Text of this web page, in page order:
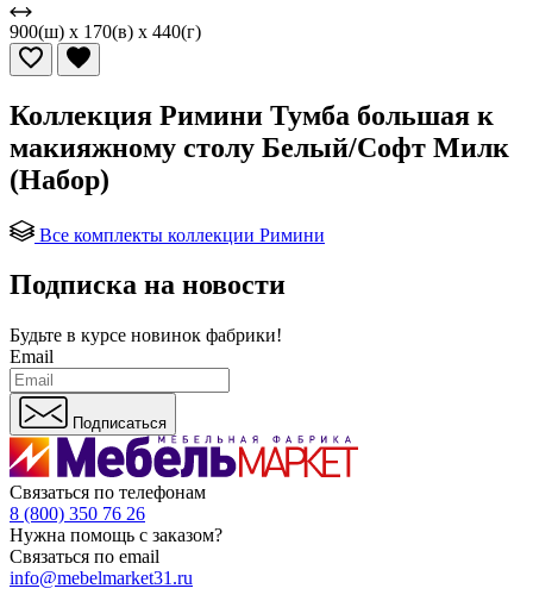
900(ш) x 170(в) x 440(г)
Коллекция Римини Тумба большая к
макияжному столу Белый/Софт Милк
(Набор)
Все комплекты коллекции Римини
Подписка на новости
Будьте в курсе новинок фабрики!
Email
Подписаться
Связаться по телефонам
8 (800) 350 76 26
Нужна помощь с заказом?
Связаться по email
info@mebelmarket31.ru